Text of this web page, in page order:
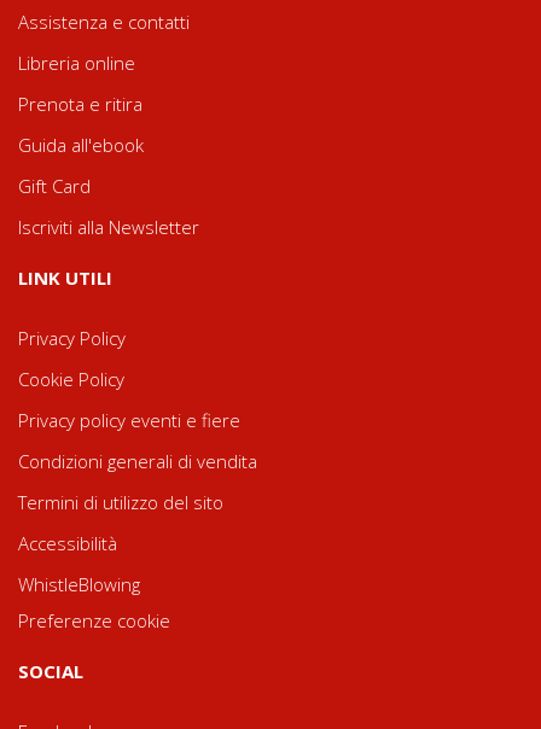
Assistenza e contatti
Libreria online
Prenota e ritira
Guida all'ebook
Gift Card
Iscriviti alla Newsletter
LINK UTILI
Privacy Policy
Cookie Policy
Privacy policy eventi e fiere
Condizioni generali di vendita
Termini di utilizzo del sito
Accessibilità
WhistleBlowing
Preferenze cookie
SOCIAL